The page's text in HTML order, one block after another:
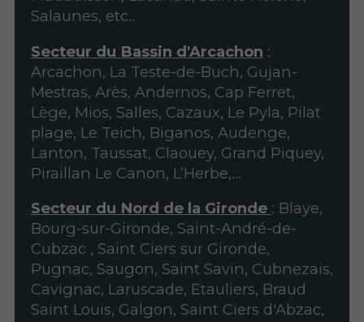
Salaunes, etc..
Secteur du Bassin d'Arcachon :
Arcachon, La Teste-de-Buch, Gujan-
Mestras, Arès, Andernos, Cap Ferret,
Lège, Mios, Salles, Cazaux, Le Pyla, Pilat
plage, Le Teich, Biganos, Audenge,
Lanton, Taussat, Claouey, Grand Piquey,
Piraillan Le Canon, L’Herbe,…
Secteur du Nord de la Gironde : Blaye,
Bourg-sur-Gironde, Saint-André-de-
Cubzac , Saint Ciers sur Gironde,
Pugnac, Saugon, Saint Savin, Cubnezais,
Cavignac, Laruscade, Etauliers, Braud
Saint Louis, Galgon, Saint Ciers d'Abzac,